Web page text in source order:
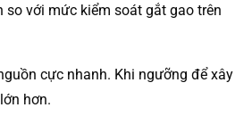
so với mức kiểm soát gắt gao trên
cực nhanh. Khi ngưỡng để xây
hơn.